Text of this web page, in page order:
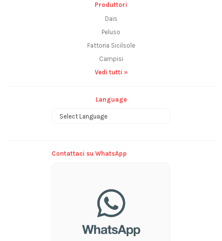
Produttori
Dais
Peluso
Fattoria Sicilsole
Campisi
Vedi tutti »
Language
Contattaci su WhatsApp